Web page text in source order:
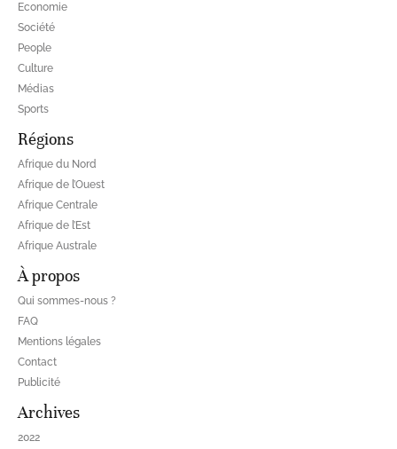
Economie
Société
People
Culture
Médias
Sports
Régions
Afrique du Nord
Afrique de l’Ouest
Afrique Centrale
Afrique de l’Est
Afrique Australe
À propos
Qui sommes-nous ?
FAQ
Mentions légales
Contact
Publicité
Archives
2022